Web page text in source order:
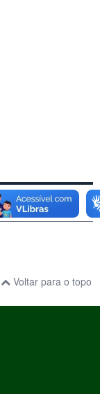
Voltar para o topo